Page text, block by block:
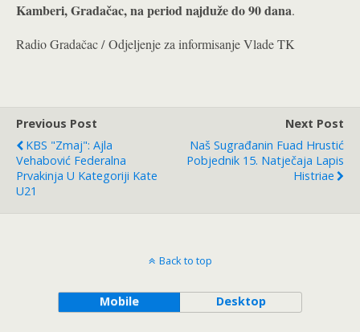
Kamberi, Gradačac, na period najduže do 90 dana.
Radio Gradačac / Odjeljenje za informisanje Vlade TK
Previous Post
KBS "Zmaj": Ajla
Vehabović Federalna
Prvakinja U Kategoriji Kate
U21
Next Post
Naš Sugrađanin Fuad Hrustić
Pobjednik 15. Natječaja Lapis
Histriae
Back to top
Mobile Desktop